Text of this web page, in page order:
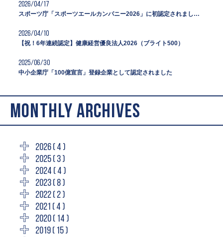
2026/04/17
スポーツ庁「スポーツエールカンパニー2026」に初認定されました。
2026/04/10
【祝！6年連続認定】健康経営優良法人2026（ブライト500）
2025/06/30
中小企業庁「100億宣言」登録企業として認定されました
MONTHLY ARCHIVES
2026 ( 4 )
2025 ( 3 )
2024 ( 4 )
2023 ( 8 )
2022 ( 2 )
2021 ( 4 )
2020 ( 14 )
2019 ( 15 )